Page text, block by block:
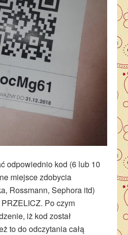
odpowiednio kod (6 lub 10
miejsce zdobycia
Rossmann, Sephora itd)
Po czym
iż kod został
to do odczytania całą